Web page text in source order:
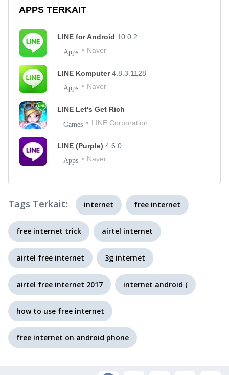
APPS TERKAIT
LINE for Android 10.0.2
Apps Naver
LINE Komputer4.8.3.1128
Apps Naver
LINE Let's Get Rich
Games LINE Corporation
LINE (Purple) 4.6.0
Apps Naver
Tags Terkait: internet free internet
free internet trick airtel internet
airtel free internet 3g internet
airtel free internet 2017 internet android (
how to use free internet
free internet on android phone